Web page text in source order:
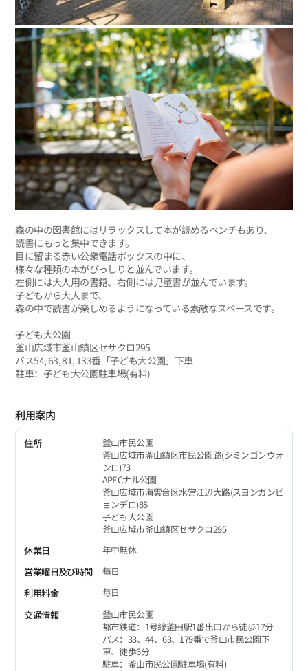
森の中の図書館にはリラックスして本が読めるベンチもあり、
読書にもっと集中できます。
目に留まる赤い公衆電話ボックスの中に、
様々な種類の本がびっしりと並んでいます。
左側には大人用の書籍、右側には児童書が並んでいます。
子どもから大人まで、
森の中で読書が楽しめるようになっている素敵なスペースです。
子ども大公園
釜山広域市釜山鎮区セサクロ295
バス54, 63, 81, 133番「子ども大公園」下車
駐車：子ども大公園駐車場(有料)
利用案内
住所
釜山市民公園
釜山広域市釜山鎮区市民公園路(シミンゴンウォ
ンロ)73
APECナル公園
釜山広域市海雲台区水営江辺大路(スヨンガンビ
ョンデロ)85
子ども大公園
釜山広域市釜山鎮区セサクロ295
休業日
年中無休
営業曜日及び時間
毎日
利用料金
毎日
交通情報
釜山市民公園
都市鉄道：1号線釜田駅1番出口から徒歩17分
バス：33、44、63、179番で釜山市民公園下
車、徒歩6分
駐車：釜山市民公園駐車場(有料)